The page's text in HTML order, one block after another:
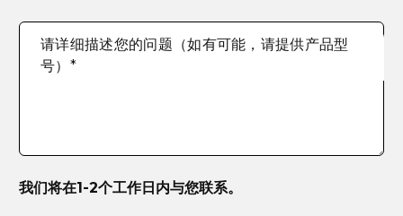
请详细描述您的问题（如有可能，请提供产品型
号） *
我们将在1-2个工作日内与您联系。